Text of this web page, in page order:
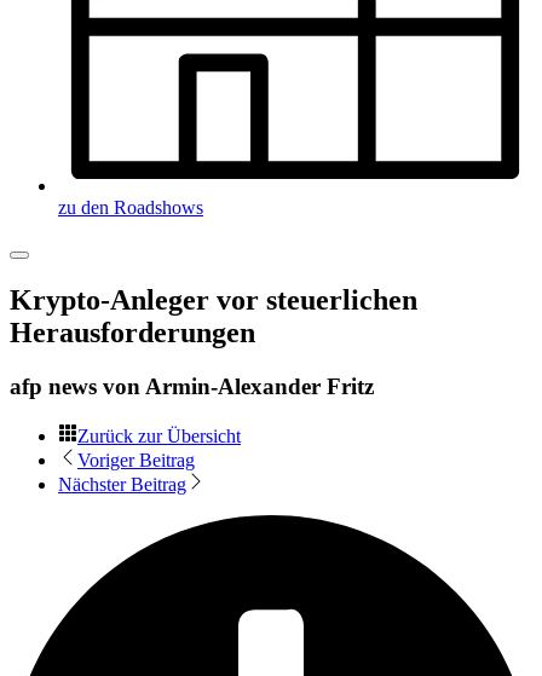
zu den Roadshows
Krypto-Anleger vor steuerlichen
Herausforderungen
afp news von Armin-Alexander Fritz
Zurück zur Übersicht
Voriger Beitrag
Nächster Beitrag